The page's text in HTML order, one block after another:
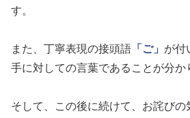
す。
また、丁寧表現の接頭語 「ご」 が付
手に対しての言葉であることが分か
そして、この後に続けて、お詫びの